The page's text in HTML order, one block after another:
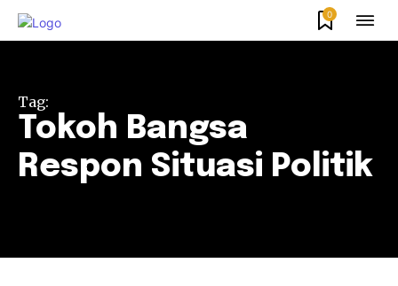
0
Tag:
Tokoh Bangsa
Respon Situasi Politik